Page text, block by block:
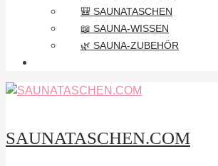
🎒 SAUNATASCHEN
📖 SAUNA-WISSEN
🌿 SAUNA-ZUBEHÖR
SAUNATASCHEN.COM